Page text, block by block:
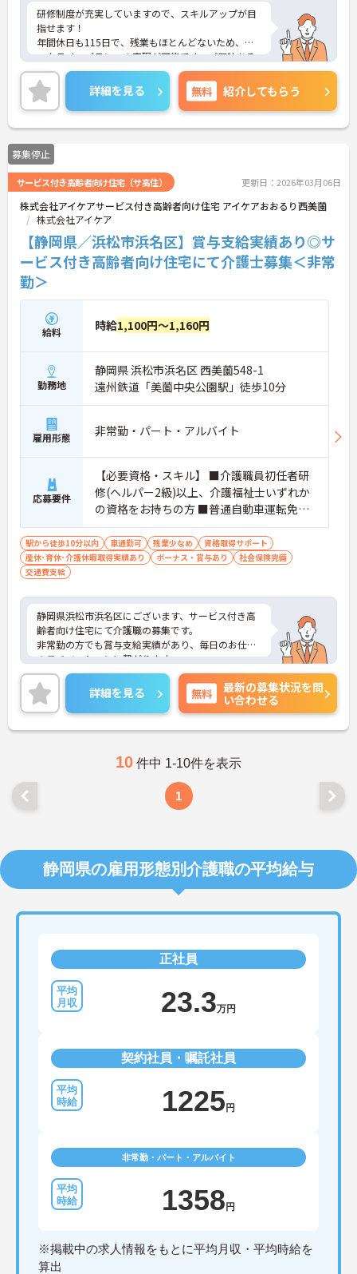
研修制度が充実していますので、スキルアップが目
指せます！
年間休日も115日で、残業もほとんどないため、ワ
ークライフバランスの実現が可能です。ご興味ある
方には、面接対策ポイントなど、さらに詳細をお話
しいたしますのでお気軽にご相談ください！
詳細を見る 無料 紹介してもらう
募集停止
サービス付き高齢者向け住宅（サ高住） 更新日：2026年03月06日
株式会社アイケアサービス付き高齢者向け住宅 アイケアおおるり西美薗
株式会社アイケア
【静岡県／浜松市浜名区】賞与支給実績あり◎サ
ービス付き高齢者向け住宅にて介護士募集＜非常
勤＞
給料 時給1,100円～1,160円
勤務地
静岡県 浜松市浜名区 西美薗548-1
遠州鉄道「美薗中央公園駅」徒歩10分
雇用形態 非常勤・パート・アルバイト
応募要件
【必要資格・スキル】 ■介護職員初任者研
修(ヘルパー2級)以上、介護福祉士いずれか
の資格をお持ちの方 ■普通自動車運転免許
（AT限定可）
駅から徒歩10分以内 車通勤可 残業少なめ
資格取得サポート
産休･育休･介護休暇取得実績あり
ボーナス・賞与あり
社会保険完備
交通費支給
静岡県浜松市浜名区にございます、サービス付き高
齢者向け住宅にて介護職の募集です。
非常勤の方でも賞与支給実績があり、毎日のお仕事
のモチベーションに繋がります。
ご興味のある方には、面接対策ポイントなど、さら
に詳細をお話いたしますので、お気軽にご相談くだ
さい。
詳細を見る 無料
最新の募集状況を問
い合わせる
10 件中 1-10件を表示
1
静岡県の雇用形態別介護職の平均給与
正社員
23.3万円
契約社員・嘱託社員
1225円
非常勤・パート・アルバイト
1358円
※掲載中の求人情報をもとに平均月収・平均時給を
算出